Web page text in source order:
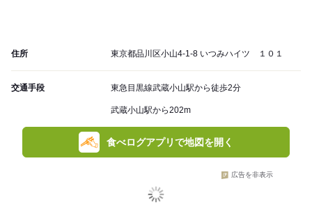
住所 東京都品川区小山4-1-8 いつみハイツ １０１
交通手段 東急目黒線武蔵小山駅から徒歩2分
武蔵小山駅から202m
食べログアプリで地図を開く
広告を非表示